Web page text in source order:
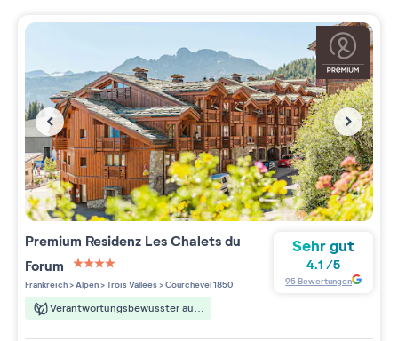
Premium Residenz Les Chalets du
Forum
4 étoiles sur 5
Frankreich>Alpen>Trois Vallées>Courchevel 1850
Verantwortungsbewusster aufenthalt
Sehr gut
4.1 /5
95Bewertungen